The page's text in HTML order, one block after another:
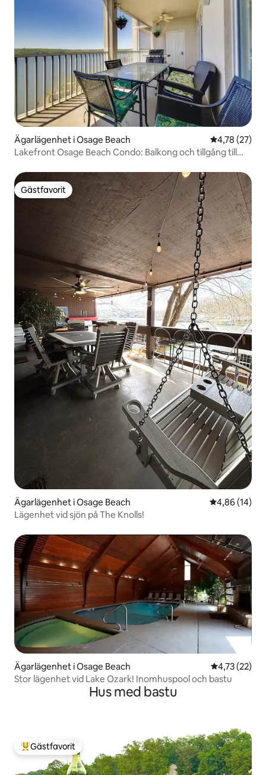
Ägarlägenhet i Osage Beach 4,78 av 5 i
4,78 (27)
Lakefront Osage Beach Condo: Balkong och tillgång till
Gästfavorit
Gästfavorit
Ägarlägenhet i Osage Beach 4,86 av 5 i
4,86 (14)
Lägenhet vid sjön på The Knolls!
Ägarlägenhet i Osage Beach 4,73 av 5 i
4,73 (22)
Stor lägenhet vid Lake Ozark! Inomhuspool och bastu
Hus med bastu
Populär gästfavorit
Gästfavorit